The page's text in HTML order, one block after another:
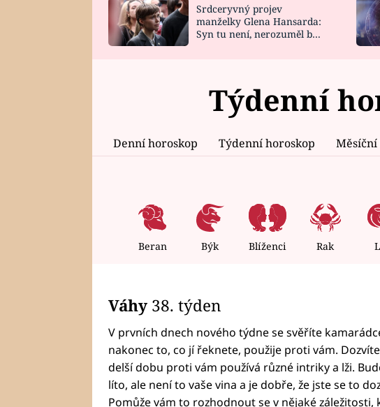
HOROSKOP NA
CELEBRITY
VAŘENÍ
Srdceryvný projev
manželky Glena Hansarda:
Syn tu není, nerozuměl by
Týdenní
Denní horoskop Týdenní horoskop Měsíční
Beran Býk Blíženci Rak
Váhy 38. týden
V prvních dnech nového týdne se svěříte
nakonec to, co jí řeknete, použije proti vám. Dozvíte
delší dobu proti vám používá různé intriky a lži.
líto, ale není to vaše vina a je dobře, že jste se to
Pomůže vám to rozhodnout se v nějaké záležitosti,